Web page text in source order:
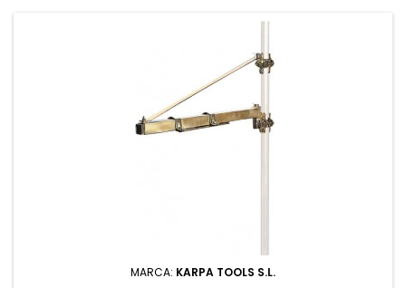
MARCA: KARPA TOOLS S.L.